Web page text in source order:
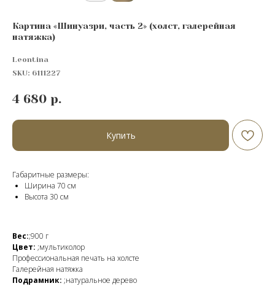
Картина «Шинуазри, часть 2» (холст, галерейная
натяжка)
Leontina
SKU: 6111227
4 680 р.
Купить
Габаритные размеры:
Ширина 70 см
Высота 30 см
Вес:;900 г
Цвет: ;мультиколор
Профессиональная печать на холсте
Галерейная натяжка
Подрамник: ;натуральное дерево